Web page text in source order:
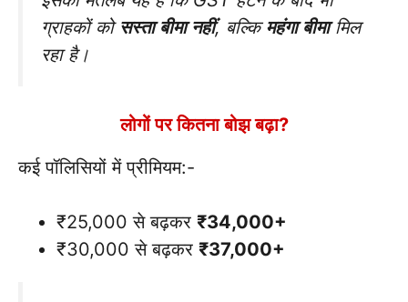
ग्राहकों को सस्ता बीमा नहीं, बल्किमहंगा बीमामिल
रहा है।
लोगों पर कितना बोझ बढ़ा?
कई पॉलिसियों में प्रीमियम:-
₹25,000 से बढ़कर ₹34,000+
₹30,000 से बढ़कर ₹37,000+